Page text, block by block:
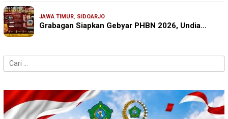
JAWA TIMUR, SIDOARJO
Grabagan Siapkan Gebyar PHBN 2026, Undia…
Cari
untuk: